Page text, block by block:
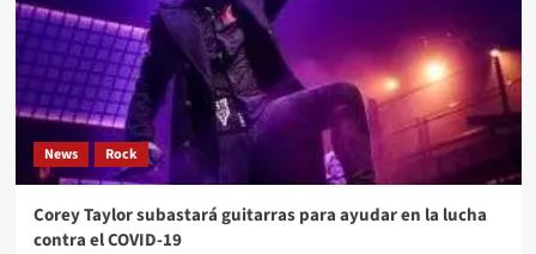
News Rock
Corey Taylor subastará guitarras para ayudar en la lucha
contra el COVID-19